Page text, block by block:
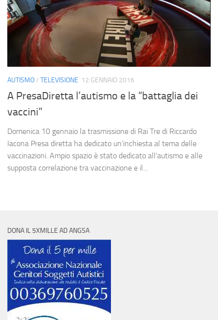
AUTISMO/ TELEVISIONE 12 GENNAIO 2016
A PresaDiretta l’autismo e la “battaglia dei
vaccini”
Domenica 10 gennaio la trasmissione di Rai Tre di Riccardo
Iacona Presa diretta ha dedicato un’inchiesta al tema delle
vaccinazioni. Ampio spazio è stato dedicato all’autismo e alle
supposta correlazione tra vaccinazione e il...
DONA IL 5XMILLE AD ANGSA